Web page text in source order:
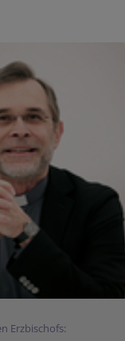
Erzbischofs: